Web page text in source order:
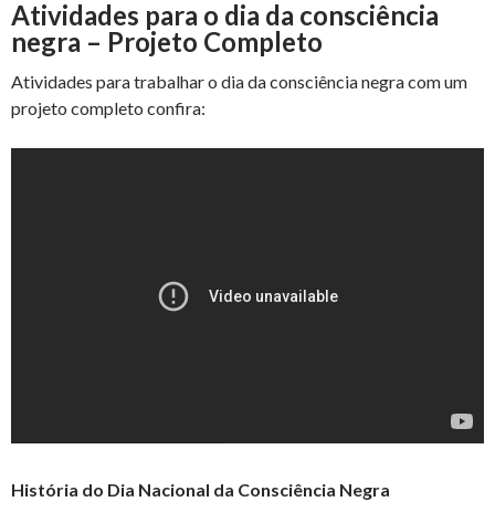
Atividades para o dia da consciência
negra – Projeto Completo
Atividades para trabalhar o dia da consciência negra com um
projeto completo confira:
História do Dia Nacional da Consciência Negra